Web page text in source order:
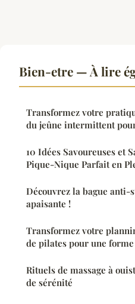
Bien-etre — À lire
Transformez votre
du jeûne intermittent
10 Idées Savoureuses et
Pique-Nique Parfait en
Découvrez la bague anti-
apaisante !
Transformez votre
de pilates pour une
Rituels de massage à
de sérénité